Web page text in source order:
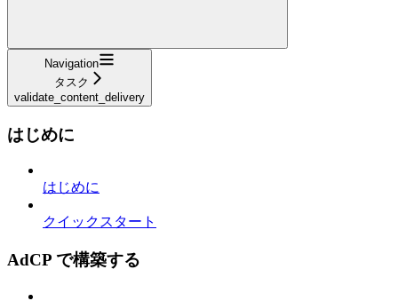
Navigation
タスク
validate_content_delivery
はじめに
はじめに
クイックスタート
AdCP で構築する